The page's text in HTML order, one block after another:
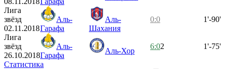
Лига
звёзд
02.11.2018
Аль-
Гарафа
Аль-
Шахания
0:0 1'-90'
Лига
звёзд
26.10.2018
Аль-
Гарафа
Аль-Хор
6:02 1'-75'
Статистика